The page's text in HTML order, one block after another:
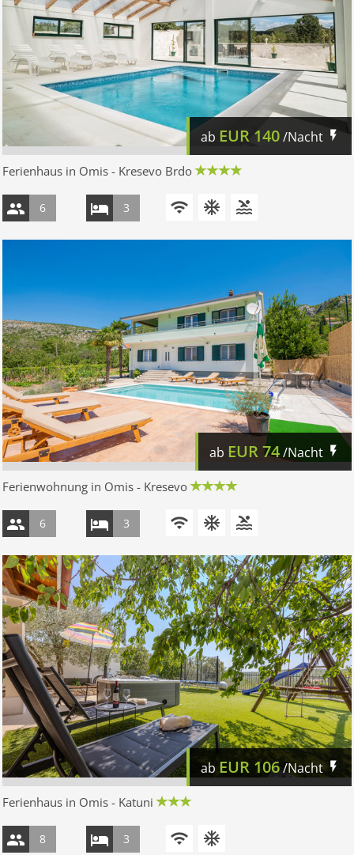
ab EUR 140/Nacht
Ferienhaus in Omis - Kresevo Brdo
6 3
ab EUR74/Nacht
Ferienwohnung in Omis - Kresevo
6 3
abEUR 106/Nacht
Ferienhaus in Omis - Katuni
8 3